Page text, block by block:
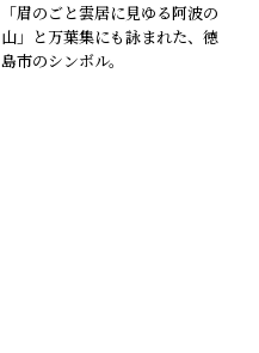
「眉のごと雲居に見ゆる阿波の
山」と万葉集にも詠まれた、徳
島市のシンボル。